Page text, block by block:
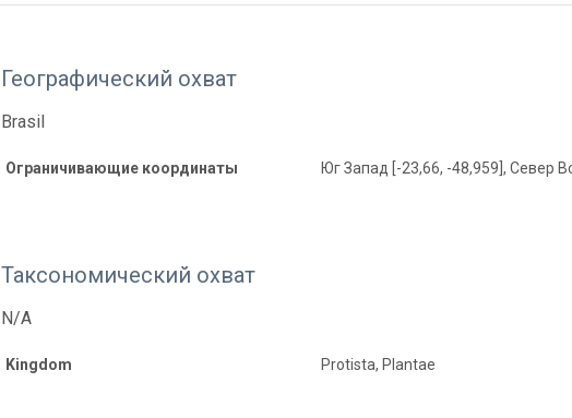
Географический охват
Brasil
Ограничивающие координаты Юг Запад [-23,66, -48,959], Север
Таксономический охват
N/A
Kingdom Protista, Plantae